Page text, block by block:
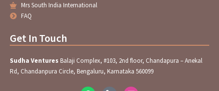
Mrs South India International
FAQ
Get In Touch
Sudha Ventures Balaji Complex, #103, 2nd floor, Chandapura – Anekal
Rd, Chandanpura Circle, Bengaluru, Karnataka 560099